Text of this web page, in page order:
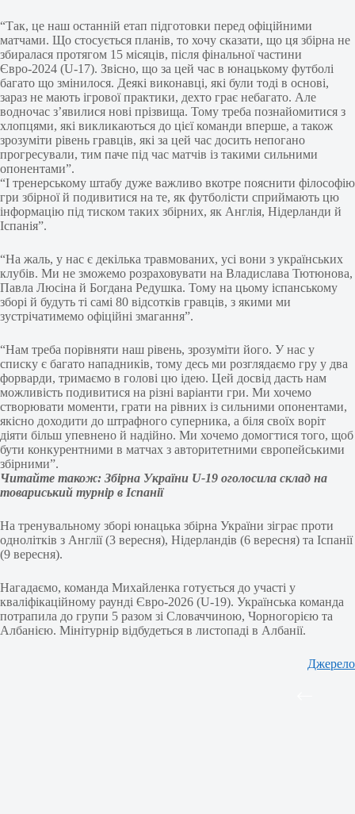
“Так, це наш останній етап підготовки перед офіційними
матчами. Що стосується планів, то хочу сказати, що ця збірна не
збиралася протягом 15 місяців, після фінальної частини
Євро-2024 (U-17). Звісно, що за цей час в юнацькому футболі
багато що змінилося. Деякі виконавці, які були тоді в основі,
зараз не мають ігрової практики, дехто грає небагато. Але
водночас з’явилися нові прізвища. Тому треба познайомитися з
хлопцями, які викликаються до цієї команди вперше, а також
зрозуміти рівень гравців, які за цей час досить непогано
прогресували, тим паче під час матчів із такими сильними
опонентами”.
“І тренерському штабу дуже важливо вкотре пояснити філософію
гри збірної й подивитися на те, як футболісти сприймають цю
інформацію під тиском таких збірних, як Англія, Нідерланди й
Іспанія”.
“На жаль, у нас є декілька травмованих, усі вони з українських
клубів. Ми не зможемо розраховувати на Владислава Тютюнова,
Павла Люсіна й Богдана Редушка. Тому на цьому іспанському
зборі й будуть ті самі 80 відсотків гравців, з якими ми
зустрічатимемо офіційні змагання”.
“Нам треба порівняти наш рівень, зрозуміти його. У нас у
списку є багато нападників, тому десь ми розглядаємо гру у два
форварди, тримаємо в голові цю ідею. Цей досвід дасть нам
можливість подивитися на різні варіанти гри. Ми хочемо
створювати моменти, грати на рівних із сильними опонентами,
якісно доходити до штрафного суперника, а біля своїх воріт
діяти більш упевнено й надійно. Ми хочемо домогтися того, щоб
бути конкурентними в матчах з авторитетними європейськими
збірними”.
Читайте також: Збірна України U-19 оголосила склад на
товариський турнір в Іспанії
На тренувальному зборі юнацька збірна України зіграє проти
однолітків з Англії (3 вересня), Нідерландів (6 вересня) та Іспанії
(9 вересня).
Нагадаємо, команда Михайленка готується до участі у
кваліфікаційному раунді Євро-2026 (U-19). Українська команда
потрапила до групи 5 разом зі Словаччиною, Чорногорією та
Албанією. Мінітурнір відбудеться в листопаді в Албанії.
Джерело